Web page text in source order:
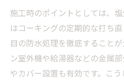
施工時のポイントとしては、
はコーキングの定期的な打ち
目の防水処理を徹底すること
ン室外機や給湯器などの金属
やカバー設置も有効です。こ